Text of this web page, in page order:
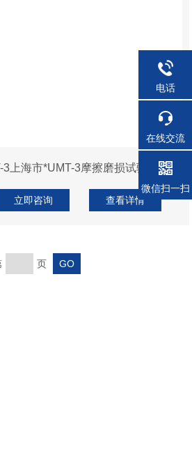
UMT-3上海市*UMT-3摩擦磨损试验机专业供
立即咨询 查看详情
页
电话
在线交流
微信扫一扫